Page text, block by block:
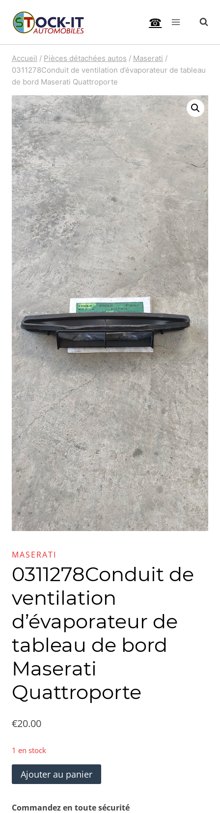
☎
Accueil / Pièces détachées autos / Maserati /
0311278Conduit de ventilation d’évaporateur de tableau
de bord Maserati Quattroporte
MASERATI
0311278Conduit de
ventilation
d’évaporateur de
tableau de bord
Maserati
Quattroporte
€20.00
1 en stock
quantité
de
0311278Conduit
Ajouter au panier
Commandez en toute sécurité